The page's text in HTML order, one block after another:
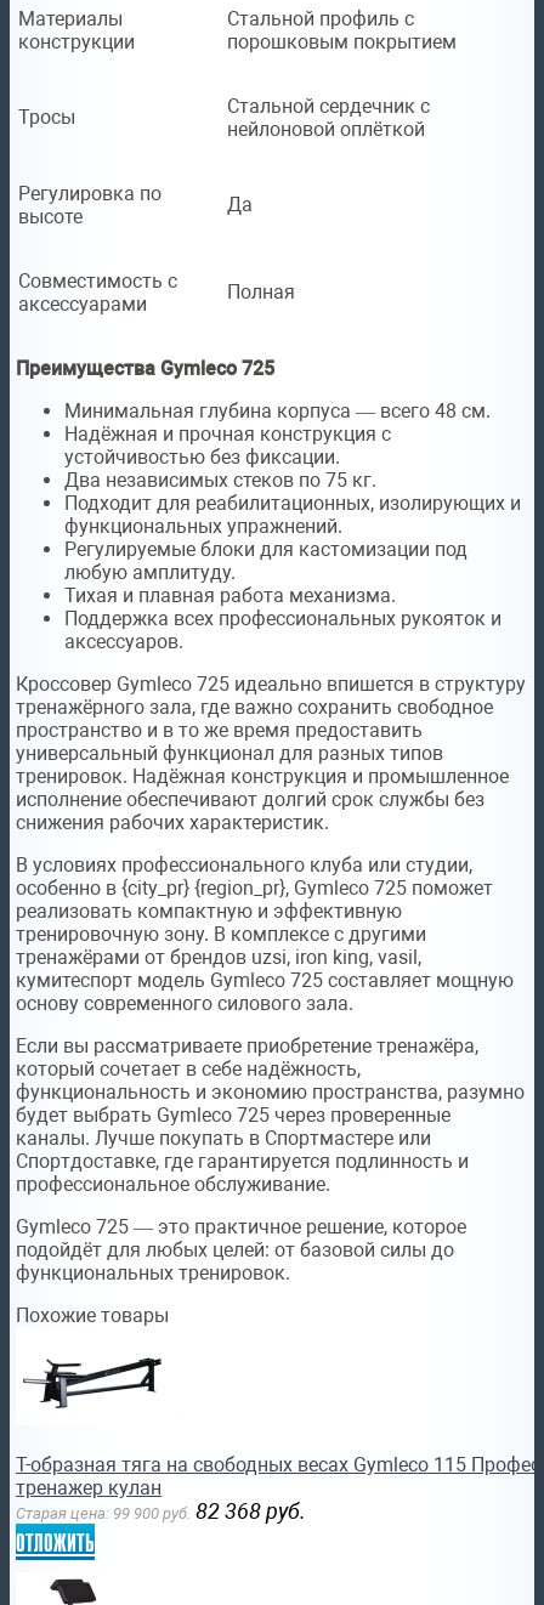
Материалы
конструкции
Стальной профиль с
порошковым покрытием
Тросы
Стальной сердечник с
нейлоновой оплёткой
Регулировка по
высоте
Да
Совместимость с
аксессуарами
Полная
Преимущества Gymleco 725
Минимальная глубина корпуса — всего 48 см.
Надёжная и прочная конструкция с
устойчивостью без фиксации.
Два независимых стеков по 75 кг.
Подходит для реабилитационных, изолирующих и
функциональных упражнений.
Регулируемые блоки для кастомизации под
любую амплитуду.
Тихая и плавная работа механизма.
Поддержка всех профессиональных рукояток и
аксессуаров.
Кроссовер Gymleco 725 идеально впишется в структуру
тренажёрного зала, где важно сохранить свободное
пространство и в то же время предоставить
универсальный функционал для разных типов
тренировок. Надёжная конструкция и промышленное
исполнение обеспечивают долгий срок службы без
снижения рабочих характеристик.
В условиях профессионального клуба или студии,
особенно в {city_pr} {region_pr}, Gymleco 725 поможет
реализовать компактную и эффективную
тренировочную зону. В комплексе с другими
тренажёрами от брендов uzsi, iron king, vasil,
кумитеспорт модель Gymleco 725 составляет мощную
основу современного силового зала.
Если вы рассматриваете приобретение тренажёра,
который сочетает в себе надёжность,
функциональность и экономию пространства, разумно
будет выбрать Gymleco 725 через проверенные
каналы. Лучше покупать в Спортмастере или
Спортдоставке, где гарантируется подлинность и
профессиональное обслуживание.
Gymleco 725 — это практичное решение, которое
подойдёт для любых целей: от базовой силы до
функциональных тренировок.
Похожие товары
Т-образная тяга на свободных весах Gymleco 115
тренажер кулан
Старая цена: 99 900 руб. 82 368 руб.
отложить